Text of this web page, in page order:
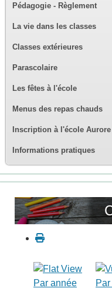
Pédagogie - Règlement
La vie dans les classes
Classes extérieures
Parascolaire
Les fêtes à l'école
Menus des repas chauds
Inscription à l'école Aurore
Informations pratiques
Par année